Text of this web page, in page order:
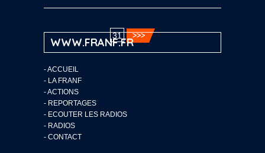
31
WWW.FRANF.FR
-ACCUEIL
- LA FRANF
-ACTIONS
- REPORTAGES
- ECOUTER LES RADIOS
- RADIOS
- CONTACT